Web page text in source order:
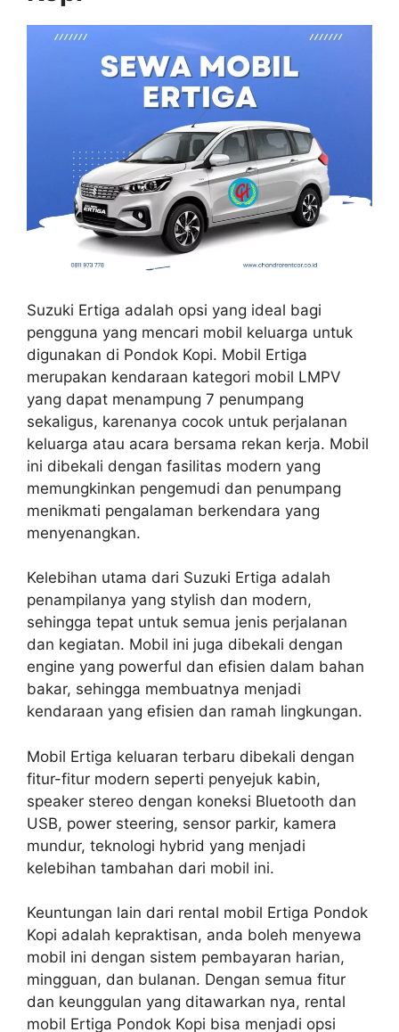
Suzuki Ertiga adalah opsi yang ideal bagi
pengguna yang mencari mobil keluarga untuk
digunakan di Pondok Kopi. Mobil Ertiga
merupakan kendaraan kategori mobil LMPV
yang dapat menampung 7 penumpang
sekaligus, karenanya cocok untuk perjalanan
keluarga atau acara bersama rekan kerja. Mobil
ini dibekali dengan fasilitas modern yang
memungkinkan pengemudi dan penumpang
menikmati pengalaman berkendara yang
menyenangkan.
Kelebihan utama dari Suzuki Ertiga adalah
penampilanya yang stylish dan modern,
sehingga tepat untuk semua jenis perjalanan
dan kegiatan. Mobil ini juga dibekali dengan
engine yang powerful dan efisien dalam bahan
bakar, sehingga membuatnya menjadi
kendaraan yang efisien dan ramah lingkungan.
Mobil Ertiga keluaran terbaru dibekali dengan
fitur-fitur modern seperti penyejuk kabin,
speaker stereo dengan koneksi Bluetooth dan
USB, power steering, sensor parkir, kamera
mundur, teknologi hybrid yang menjadi
kelebihan tambahan dari mobil ini.
Keuntungan lain dari rental mobil Ertiga Pondok
Kopi adalah kepraktisan, anda boleh menyewa
mobil ini dengan sistem pembayaran harian,
mingguan, dan bulanan. Dengan semua fitur
dan keunggulan yang ditawarkan nya, rental
mobil Ertiga Pondok Kopi bisa menjadi opsi